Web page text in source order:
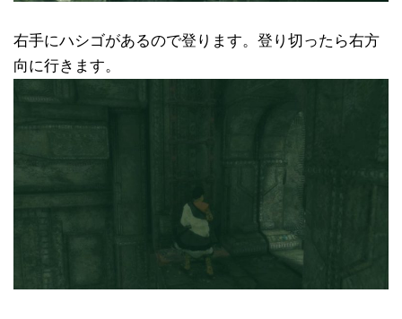
右手にハシゴがあるので登ります。登り切ったら右方
向に行きます。